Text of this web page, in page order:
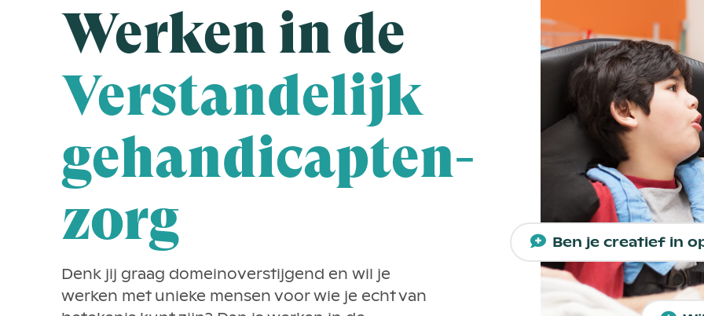
Werken in de
Verstandelijk
gehandicapten-
zorg
Denk jij graag domeinoverstijgend en wil je
werken met unieke mensen voor wie je echt van
Ben je creatief in